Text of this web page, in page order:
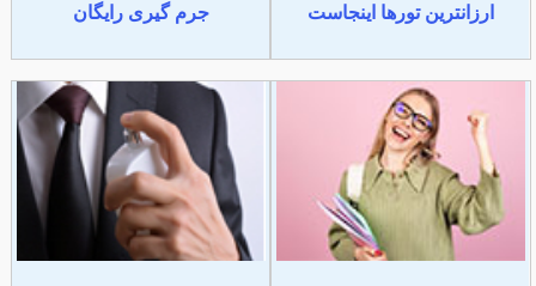
ارزانترین تورها اینجاست
جرم گیری رایگان